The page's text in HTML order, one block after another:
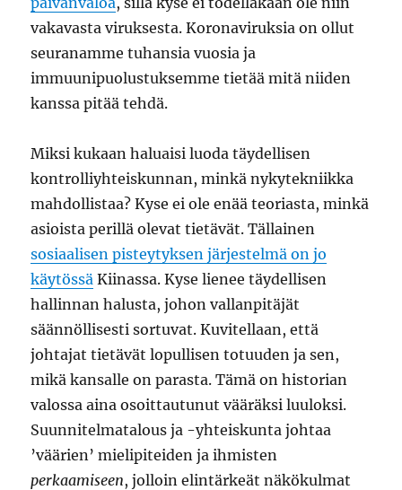
vakavasta viruksesta. Koronaviruksia on ollut
seuranamme tuhansia vuosia ja
immuunipuolustuksemme tietää mitä niiden
kanssa pitää tehdä.
Miksi kukaan haluaisi luoda täydellisen
kontrolliyhteiskunnan, minkä nykytekniikka
mahdollistaa? Kyse ei ole enää teoriasta, minkä
asioista perillä olevat tietävät. Tällainen
sosiaalisen pisteytyksen järjestelmä on jo
käytössä Kiinassa. Kyse lienee täydellisen
hallinnan halusta, johon vallanpitäjät
säännöllisesti sortuvat. Kuvitellaan, että
johtajat tietävät lopullisen totuuden ja sen,
mikä kansalle on parasta. Tämä on historian
valossa aina osoittautunut vääräksi luuloksi.
Suunnitelmatalous ja -yhteiskunta johtaa
’väärien’ mielipiteiden ja ihmisten
perkaamiseen, jolloin elintärkeät näkökulmat